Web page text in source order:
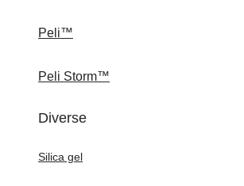
Peli™
Peli Storm™
Diverse
Silica gel